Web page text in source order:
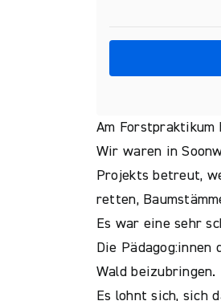
Am Forstpraktikum
Wir waren in
Projekts betreut,
retten,
Es war eine sehr
Die
Wald
Es lohnt sich, sich